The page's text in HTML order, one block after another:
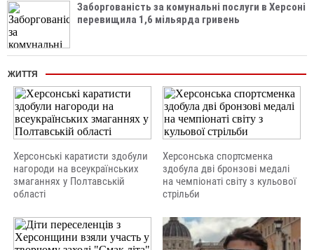
Заборгованість за комунальні послуги в Херсоні
перевищила 1,6 мільярда гривень
ЖИТТЯ
Херсонські каратисти здобули
нагороди на всеукраїнських
змаганнях у Полтавській
області
Херсонська спортсменка
здобула дві бронзові медалі
на чемпіонаті світу з кульової
стрільби